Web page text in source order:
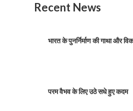
Recent News
भारत के पुनर्निर्माण की गाथा और
परम वैभव के लिए उठे सधे हुए कदम